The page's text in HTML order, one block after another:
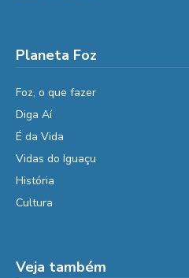
Planeta Foz
Foz, o que fazer
Diga Aí
É da Vida
Vidas do Iguaçu
História
Cultura
Veja também